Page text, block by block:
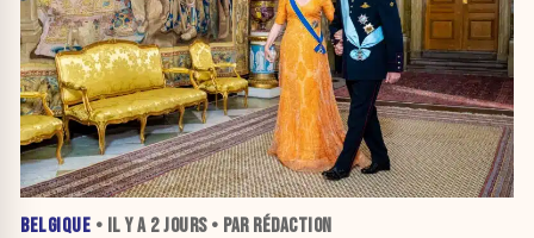
BELGIQUE • IL Y A 2 JOURS• PAR RÉDACTION